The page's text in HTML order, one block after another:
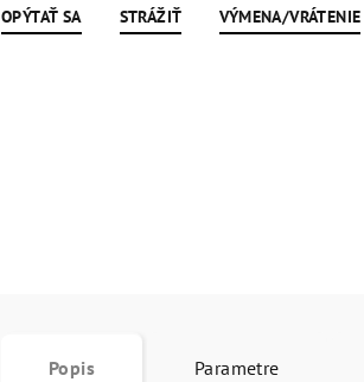
OPÝTAŤ SA STRÁŽIŤ VÝMENA/VRÁTENIE
Popis Parametre